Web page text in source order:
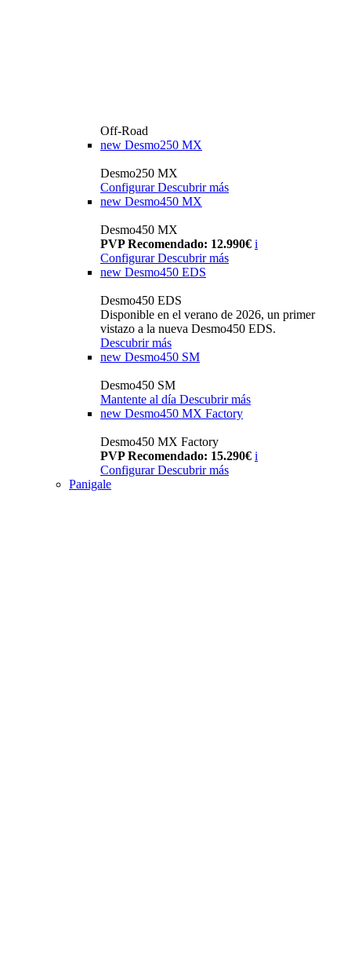
Off-Road
new Desmo250 MX
Desmo250 MX
Configurar Descubrir más
new Desmo450 MX
Desmo450 MX
PVP Recomendado: 12.990€ i
Configurar Descubrir más
new Desmo450 EDS
Desmo450 EDS
Disponible en el verano de 2026, un primer
vistazo a la nueva Desmo450 EDS.
Descubrir más
new Desmo450 SM
Desmo450 SM
Mantente al día Descubrir más
new Desmo450 MX Factory
Desmo450 MX Factory
PVP Recomendado: 15.290€ i
Configurar Descubrir más
Panigale